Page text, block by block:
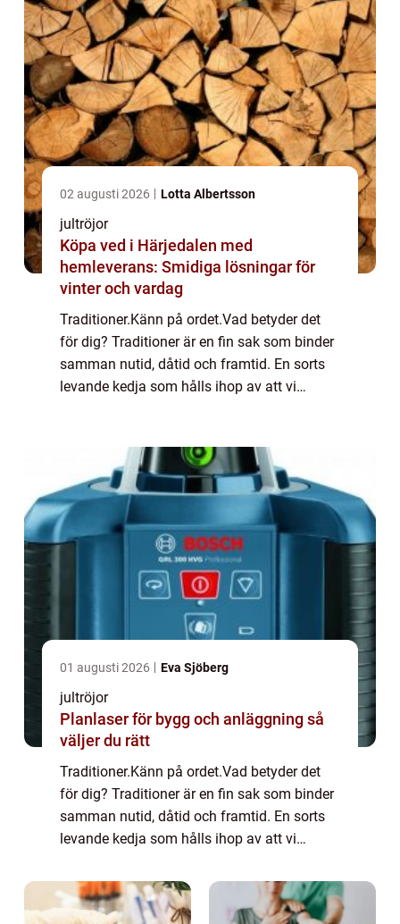
02 augusti 2026 Lotta Albertsson
jultröjor
Köpa ved i Härjedalen med
hemleverans: Smidiga lösningar för
vinter och vardag
Traditioner.Känn på ordet.Vad betyder det
för dig? Traditioner är en fin sak som binder
samman nutid, dåtid och framtid. En sorts
levande kedja som hålls ihop av att vi
01 augusti 2026 Eva Sjöberg
jultröjor
Planlaser för bygg och anläggning så
väljer du rätt
Traditioner.Känn på ordet.Vad betyder det
för dig? Traditioner är en fin sak som binder
samman nutid, dåtid och framtid. En sorts
levande kedja som hålls ihop av att vi